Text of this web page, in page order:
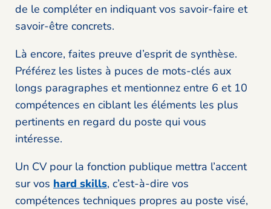
de le compléter en indiquant vos savoir-faire et
savoir-être concrets.
Là encore, faites preuve d’esprit de synthèse.
Préférez les listes à puces de mots-clés aux
longs paragraphes et mentionnez entre 6 et 10
compétences en ciblant les éléments les plus
pertinents en regard du poste qui vous
intéresse.
Un CV pour la fonction publique mettra l’accent
sur vos hard skills, c’est-à-dire vos
compétences techniques propres au poste visé,